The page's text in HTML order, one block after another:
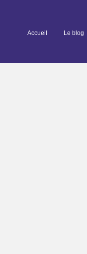
Accueil Le blog